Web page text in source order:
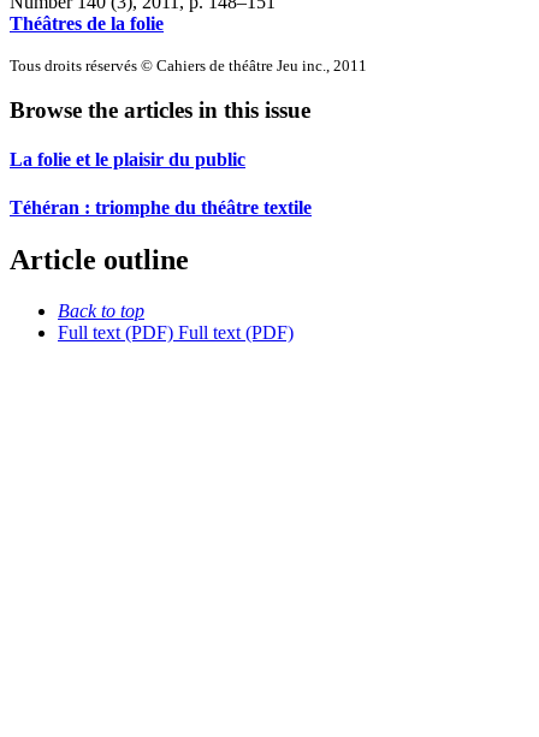
Théâtres de la folie
Tous droits réservés © Cahiers de théâtre Jeu inc., 2011
Browse the articles in this issue
La folie et le plaisir du public
Téhéran : triomphe du théâtre textile
Article outline
Back to top
Full text (PDF) Full text (PDF)